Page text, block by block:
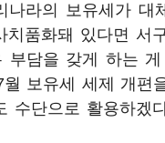
나라의 보유세가 대
치품화돼 있다면 서
부담을 갖게 하는
보유세 세제 개편
수단으로 활용하겠